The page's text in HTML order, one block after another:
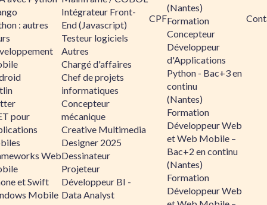
: autres
pour
Web
et Swift
Mobile
Intégrateur Front-
End (Javascript)
Testeur logiciels
Autres
Chargé d'affaires
Chef de projets
informatiques
Concepteur
mécanique
Creative Multimedia
Designer 2025
Dessinateur
Projeteur
Développeur BI -
Data Analyst
CPF
(Nantes)
Formation
Concepteur
Développeur
d'Applications
Python - Bac+3 en
continu
(Nantes)
Formation
Développeur Web
et Web Mobile –
Bac+2 en continu
(Nantes)
Formation
Développeur Web